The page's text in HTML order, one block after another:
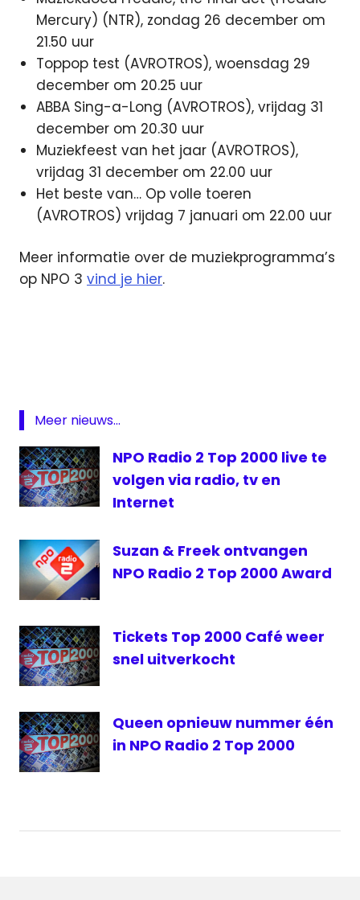
Mercury) (NTR), zondag 26 december om
21.50 uur
Toppop test (AVROTROS), woensdag 29
december om 20.25 uur
ABBA Sing-a-Long (AVROTROS), vrijdag 31
december om 20.30 uur
Muziekfeest van het jaar (AVROTROS),
vrijdag 31 december om 22.00 uur
Het beste van… Op volle toeren
(AVROTROS) vrijdag 7 januari om 22.00 uur
Meer informatie over de muziekprogramma’s
op NPO 3 vind je hier.
Adele
NPO
3
Meer nieuws...
NPO Radio 2 Top 2000 live te
volgen via radio, tv en
Internet
Suzan & Freek ontvangen
NPO Radio 2 Top 2000 Award
Tickets Top 2000 Café weer
snel uitverkocht
Queen opnieuw nummer één
in NPO Radio 2 Top 2000